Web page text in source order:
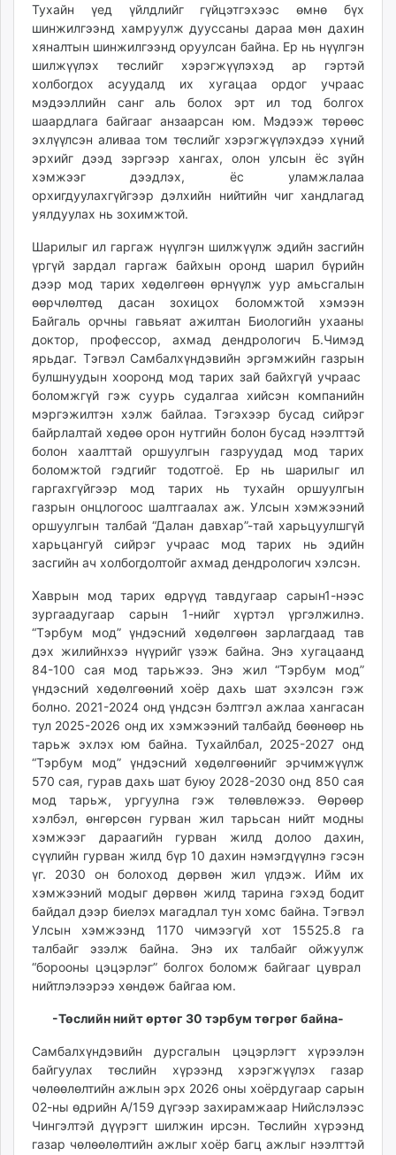
Тухайн үед үйлдлийг гүйцэтгэхээс өмнө бүх
шинжилгээнд хамруулж дууссаны дараа мөн дахин
хяналтын шинжилгээнд оруулсан байна. Ер нь нүүлгэн
шилжүүлэх төслийг хэрэгжүүлэхэд ар гэртэй
холбогдох асуудалд их хугацаа ордог учраас
мэдээллийн санг аль болох эрт ил тод болгох
шаардлага байгааг анзаарсан юм. Мэдээж төрөөс
эхлүүлсэн аливаа том төслийг хэрэгжүүлэхдээ хүний
эрхийг дээд зэргээр хангах, олон улсын ёс зүйн
хэмжээг дээдлэх, ёс уламжлалаа
орхигдуулахгүйгээр дэлхийн нийтийн чиг хандлагад
уялдуулах нь зохимжтой.
Шарилыг ил гаргаж нүүлгэн шилжүүлж эдийн засгийн
үргүй зардал гаргаж байхын оронд шарил бүрийн
дээр мод тарих хөдөлгөөн өрнүүлж уур амьсгалын
өөрчлөлтөд дасан зохицох боломжтой хэмээн
Байгаль орчны гавьяат ажилтан Биологийн ухааны
доктор, профессор, ахмад дендрологич Б.Чимэд
ярьдаг. Тэгвэл Самбалхүндэвийн эргэмжийн газрын
булшнуудын хооронд мод тарих зай байхгүй учраас
боломжгүй гэж суурь судалгаа хийсэн компанийн
мэргэжилтэн хэлж байлаа. Тэгэхээр бусад сийрэг
байрлалтай хөдөө орон нутгийн болон бусад нээлттэй
болон хаалттай оршуулгын газруудад мод тарих
боломжтой гэдгийг тодотгоё. Ер нь шарилыг ил
гаргахгүйгээр мод тарих нь тухайн оршуулгын
газрын онцлогоос шалтгаалах аж. Улсын хэмжээний
оршуулгын талбай “Далан давхар”-тай харьцуулшгүй
харьцангуй сийрэг учраас мод тарих нь эдийн
засгийн ач холбогдолтойг ахмад дендрологич хэлсэн.
Хаврын мод тарих өдрүүд тавдугаар сарын1-нээс
зургаадугаар сарын 1-нийг хүртэл үргэлжилнэ.
“Тэрбум мод” үндэсний хөдөлгөөн зарлагдаад тав
дэх жилийнхээ нүүрийг үзэж байна. Энэ хугацаанд
84-100 сая мод тарьжээ. Энэ жил “Тэрбум мод”
үндэсний хөдөлгөөний хоёр дахь шат эхэлсэн гэж
болно. 2021-2024 онд үндсэн бэлтгэл ажлаа хангасан
тул 2025-2026 онд их хэмжээний талбайд бөөнөөр нь
тарьж эхлэх юм байна. Тухайлбал, 2025-2027 онд
“Тэрбум мод” үндэсний хөдөлгөөнийг эрчимжүүлж
570 сая, гурав дахь шат буюу 2028-2030 онд 850 сая
мод тарьж, ургуулна гэж төлөвлөжээ. Өөрөөр
хэлбэл, өнгөрсөн гурван жил тарьсан нийт модны
хэмжээг дараагийн гурван жилд долоо дахин,
сүүлийн гурван жилд бүр 10 дахин нэмэгдүүлнэ гэсэн
үг. 2030 он болоход дөрвөн жил үлдэж. Ийм их
хэмжээний модыг дөрвөн жилд тарина гэхэд бодит
байдал дээр биелэх магадлал тун хомс байна. Тэгвэл
Улсын хэмжээнд 1170 чимээгүй хот 15525.8 га
талбайг эзэлж байна. Энэ их талбайг ойжуулж
“борооны цэцэрлэг” болгох боломж байгааг цуврал
нийтлэлээрээ хөндөж байгаа юм.
-Төслийн нийт өртөг 30 тэрбум төгрөг байна-
Самбалхүндэвийн дурсгалын цэцэрлэгт хүрээлэн
байгуулах төслийн хүрээнд хэрэгжүүлэх газар
чөлөөлөлтийн ажлын эрх 2026 оны хоёрдугаар сарын
02-ны өдрийн А/159 дүгээр захирамжаар Нийслэлээс
Чингэлтэй дүүрэгт шилжин ирсэн. Төслийн хүрээнд
газар чөлөөлөлтийн ажлыг хоёр багц ажлыг нээлттэй